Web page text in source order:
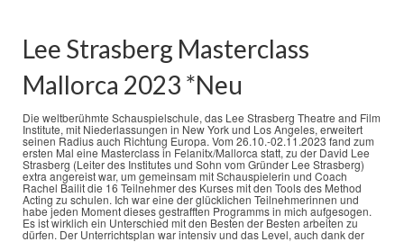
Lee Strasberg Masterclass
Mallorca 2023 *Neu
Die weltberühmte Schauspielschule, das Lee Strasberg Theatre and Film
Institute, mit Niederlassungen in New York und Los Angeles, erweitert
seinen Radius auch Richtung Europa. Vom 26.10.-02.11.2023 fand zum
ersten Mal eine Masterclass in Felanitx/Mallorca statt, zu der David Lee
Strasberg (Leiter des Institutes und Sohn vom Gründer Lee Strasberg)
extra angereist war, um gemeinsam mit Schauspielerin und Coach
Rachel Bailit die 16 Teilnehmer des Kurses mit den Tools des Method
Acting zu schulen. Ich war eine der glücklichen Teilnehmerinnen und
habe jeden Moment dieses gestrafften Programms in mich aufgesogen.
Es ist wirklich ein Unterschied mit den Besten der Besten arbeiten zu
dürfen. Der Unterrichtsplan war intensiv und das Level, auch dank der